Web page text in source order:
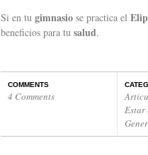
Si en tu gimnasio se practica el
beneficios para tu salud.
COMMENTS
4 Comments
Estar